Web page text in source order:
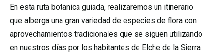
En esta ruta botanica guiada, realizaremos un itinerario
que alberga una gran variedad de especies de flora con
aprovechamientos tradicionales que se siguen utilizando
en nuestros días por los habitantes de Elche de la Sierra.